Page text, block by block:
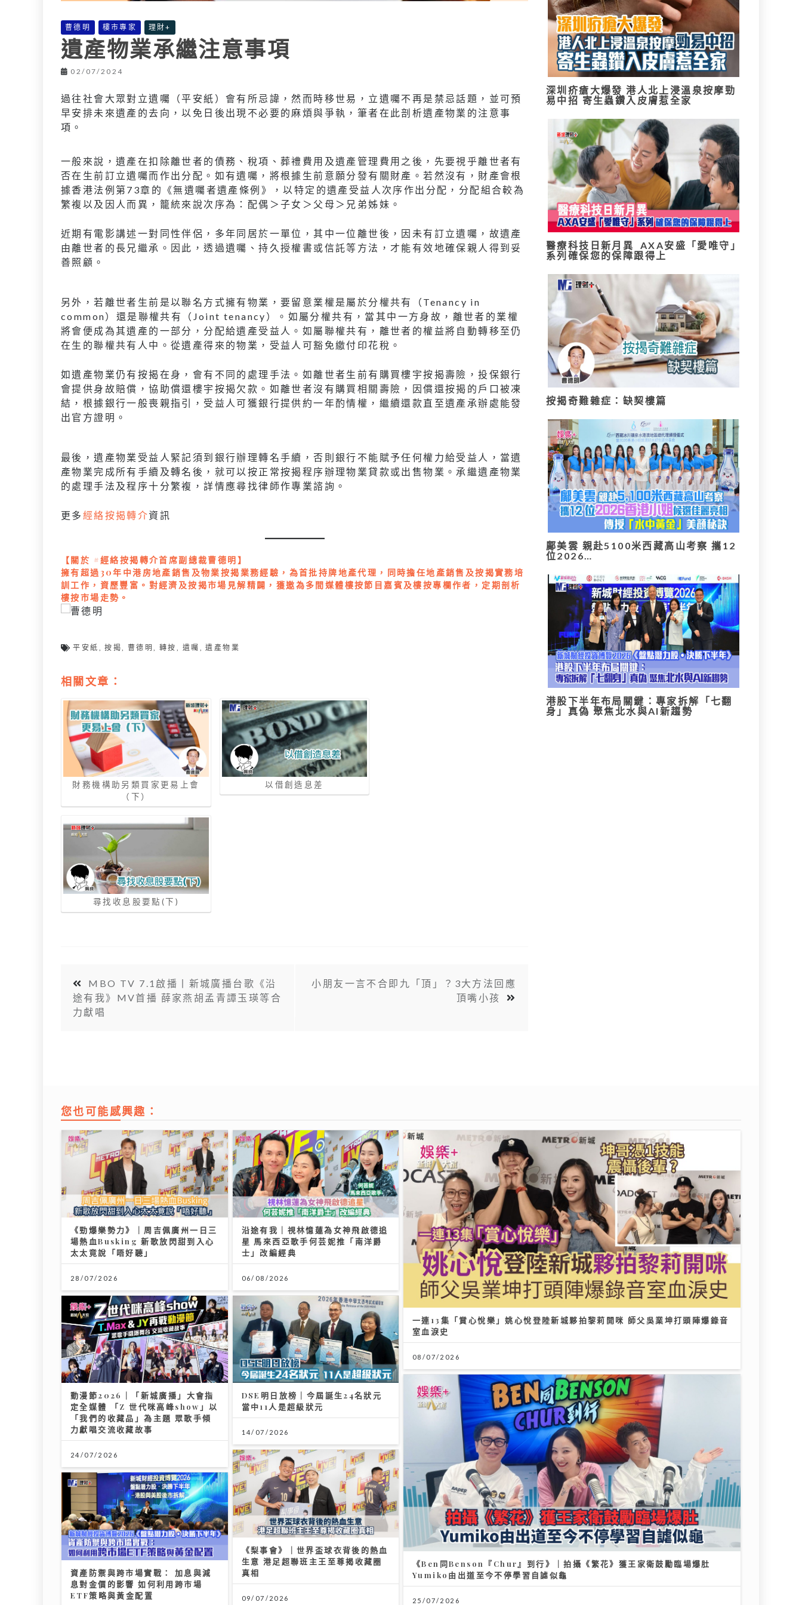
曹德明 樓市專家 理財+
遺產物業承繼注意事項
02/07/2024
過往社會大眾對立遺囑（平安紙）會有所忌諱，然而時移世易，立遺囑不再是禁忌話題，並可預
早安排未來遺產的去向，以免日後出現不必要的麻煩與爭執，筆者在此剖析遺產物業的注意事
項。
一般來說，遺產在扣除離世者的債務、稅項、葬禮費用及遺產管理費用之後，先要視乎離世者有
否在生前訂立遺囑而作出分配。如有遺囑，將根據生前意願分發有關財產。若然沒有，財產會根
據香港法例第73章的《無遺囑者遺產條例》，以特定的遺產受益人次序作出分配，分配組合較為
繁複以及因人而異，籠統來說次序為：配偶＞子女＞父母＞兄弟姊妹。
近期有電影講述一對同性伴侶，多年同居於一單位，其中一位離世後，因未有訂立遺囑，故遺產
由離世者的長兄繼承。因此，透過遺囑、持久授權書或信託等方法，才能有效地確保親人得到妥
善照顧。
另外，若離世者生前是以聯名方式擁有物業，要留意業權是屬於分權共有（Tenancy in
common）還是聯權共有（Joint tenancy）。如屬分權共有，當其中一方身故，離世者的業權
將會便成為其遺產的一部分，分配給遺產受益人。如屬聯權共有，離世者的權益將自動轉移至仍
在生的聯權共有人中。從遺產得來的物業，受益人可豁免繳付印花稅。
如遺產物業仍有按揭在身，會有不同的處理手法。如離世者生前有購買樓宇按揭壽險，投保銀行
會提供身故賠償，協助償還樓宇按揭欠款。如離世者沒有購買相關壽險，因償還按揭的戶口被凍
結，根據銀行一般喪親指引，受益人可獲銀行提供約一年酌情權，繼續還款直至遺產承辦處能發
出官方證明。
最後，遺產物業受益人緊記須到銀行辦理轉名手續，否則銀行不能賦予任何權力給受益人，當遺
產物業完成所有手續及轉名後，就可以按正常按揭程序辦理物業貸款或出售物業。承繼遺產物業
的處理手法及程序十分繁複，詳情應尋找律師作專業諮詢。
更多 經絡按揭轉介資訊
【關於 #經絡按揭轉介首席副總裁曹德明】
擁有超過30年中港房地產銷售及物業按揭業務經驗，為首批持牌地產代理，同時擔任地產銷售及按揭實務培
訓工作，資歷豐富。對經濟及按揭市場見解精闢，獲邀為多間媒體樓按節目嘉賓及樓按專欄作者，定期剖析
樓按市場走勢。
平安紙 ,按揭 ,曹德明 ,轉按 遺囑 ,遺產物業
相關文章：
財務機構助另類買家更易上會
（下）
尋找收息股要點(下)
以借創造息差
MBO TV 7.1啟播丨新城廣播台歌《沿
途有我》MV首播 薛家燕胡孟青譚玉瑛等合
力獻唱
小朋友一言不合即九「頂」？3大方法回應
頂嘴小孩
深圳疥瘡大爆發 港人北上浸溫泉按摩勁
易中招 寄生蟲鑽入皮膚惹全家
醫療科技日新月異 AXA安盛「愛唯守」
系列確保您的保障跟得上
按揭奇難雜症：缺契樓篇
鄺美雲 親赴5100米西藏高山考察 攜12
位2026…
港股下半年布局關鍵：專家拆解「七翻
身」真偽 聚焦北水與AI新趨勢
您也可能感興趣：
《勁爆樂勢力》｜周吉佩廣州一日三
場熱血Busking 新歌放閃甜到入心
太太竟說「唔好聽」
28/07/2026
沿途有我｜視林憶蓮為女神飛啟德追
星 馬來西亞歌手何芸妮推「南洋爵
士」改編經典
06/08/2026
一連13集「賞心悅樂」姚心悅登陸新城夥拍黎莉開咪 師父吳業坤打頭陣爆錄音
室血淚史
08/07/2026
動漫節2026｜「新城廣播」大會指
定全媒體 「Z 世代咪高峰show」以
「我們的收藏品」為主題 眾歌手傾
力獻唱交流收藏故事
24/07/2026
DSE明日放榜｜今屆誕生24名狀元
當中11人是超級狀元
14/07/2026
《Ben同Benson『Chur』到行》｜拍攝《繁花》獲王家衛鼓勵臨場爆肚
Yumiko由出道至今不停學習自謔似龜
25/07/2026
《梨事會》｜世界盃球衣背後的熱血
生意 港足超聯班主王至尊揭收藏圈
真相
09/07/2026
資產防禦與跨市場實戰： 加息與減
息對金價的影響 如何利用跨市場
ETF策略與黃金配置